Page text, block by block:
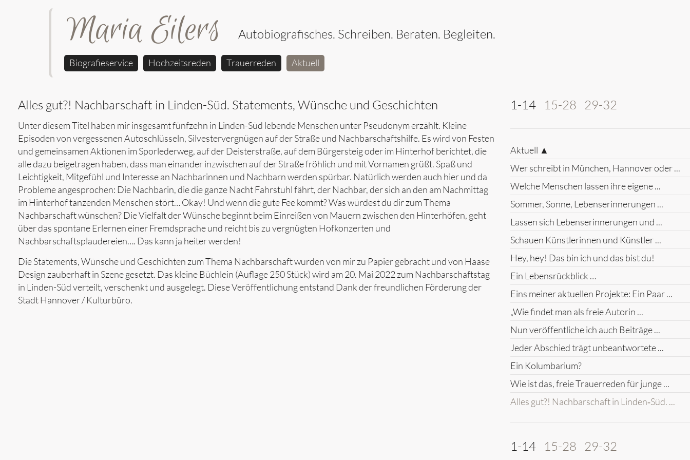
Biografieservice Hochzeitsreden Trauerreden Aktuell
Alles gut?! Nachbarschaft in Linden-Süd. Statements, Wünsche und Geschichten
Unter diesem Titel haben mir insgesamt fünfzehn in Linden-Süd lebende Menschen unter Pseudonym erzählt. Kleine
Episoden von vergessenen Autoschlüsseln, Silvestervergnügen auf der Straße und Nachbarschaftshilfe. Es wird von Festen
und gemeinsamen Aktionen im Sporlederweg, auf der Deisterstraße, auf dem Bürgersteig oder im Hinterhof berichtet, die
alle dazu beigetragen haben, dass man einander inzwischen auf der Straße fröhlich und mit Vornamen grüßt. Spaß und
Leichtigkeit, Mitgefühl und Interesse an Nachbarinnen und Nachbarn werden spürbar. Natürlich werden auch hier und da
Probleme angesprochen: Die Nachbarin, die die ganze Nacht Fahrstuhl fährt, der Nachbar, der sich an den am Nachmittag
im Hinterhof tanzenden Menschen stört… Okay! Und wenn die gute Fee kommt? Was würdest du dir zum Thema
Nachbarschaft wünschen? Die Vielfalt der Wünsche beginnt beim Einreißen von Mauern zwischen den Hinterhöfen, geht
über das spontane Erlernen einer Fremdsprache und reicht bis zu vergnügten Hofkonzerten und
Nachbarschaftsplaudereien…. Das kann ja heiter werden!
Die Statements, Wünsche und Geschichten zum Thema Nachbarschaft wurden von mir zu Papier gebracht und von Haase
Design zauberhaft in Szene gesetzt. Das kleine Büchlein (Auflage 250 Stück) wird am 20. Mai 2022 zum Nachbarschaftstag
in Linden-Süd verteilt, verschenkt und ausgelegt. Diese Veröffentlichung entstand Dank der freundlichen Förderung der
Stadt Hannover / Kulturbüro.
1-14 15-28 29-32
Aktuell ▲
Wer schreibt in München, Hannover oder ...
Welche Menschen lassen ihre eigene ...
Sommer, Sonne, Lebenserinnerungen ...
Lassen sich Lebenserinnerungen und ...
Schauen Künstlerinnen und Künstler ...
Hey, hey! Das bin ich und das bist du!
Ein Lebensrückblick …
Eins meiner aktuellen Projekte: Ein Paar ...
„Wie findet man als freie Autorin ...
Nun veröffentliche ich auch Beiträge ...
Jeder Abschied trägt unbeantwortete ...
Ein Kolumbarium?
Wie ist das, freie Trauerreden für junge ...
Alles gut?! Nachbarschaft in Linden‑Süd. ...
1-14 15-28 29-32
Maria Eilers Autobiografisches. Schreiben. Beraten. Begleiten.